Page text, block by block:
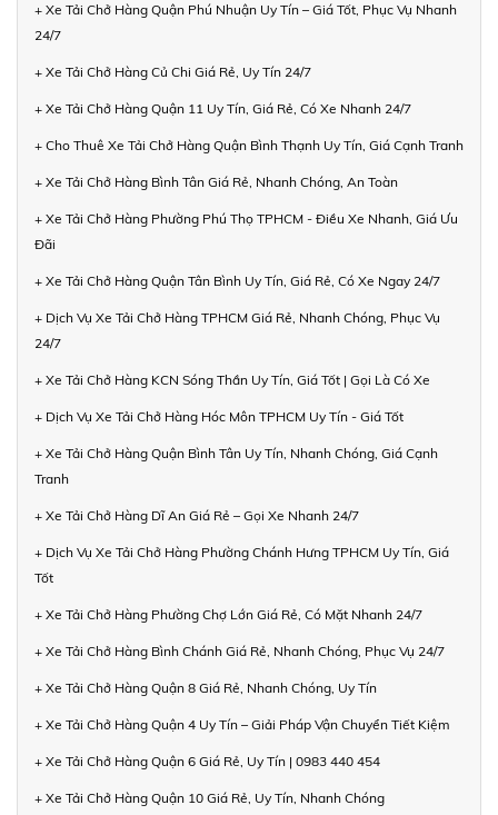
+ Xe Tải Chở Hàng Quận Phú Nhuận Uy Tín – Giá Tốt, Phục Vụ Nhanh
24/7
+ Xe Tải Chở Hàng Củ Chi Giá Rẻ, Uy Tín 24/7
+ Xe Tải Chở Hàng Quận 11 Uy Tín, Giá Rẻ, Có Xe Nhanh 24/7
+ Cho Thuê Xe Tải Chở Hàng Quận Bình Thạnh Uy Tín, Giá Cạnh Tranh
+ Xe Tải Chở Hàng Bình Tân Giá Rẻ, Nhanh Chóng, An Toàn
+ Xe Tải Chở Hàng Phường Phú Thọ TPHCM - Điều Xe Nhanh, Giá Ưu
Đãi
+ Xe Tải Chở Hàng Quận Tân Bình Uy Tín, Giá Rẻ, Có Xe Ngay 24/7
+ Dịch Vụ Xe Tải Chở Hàng TPHCM Giá Rẻ, Nhanh Chóng, Phục Vụ
24/7
+ Xe Tải Chở Hàng KCN Sóng Thần Uy Tín, Giá Tốt | Gọi Là Có Xe
+ Dịch Vụ Xe Tải Chở Hàng Hóc Môn TPHCM Uy Tín - Giá Tốt
+ Xe Tải Chở Hàng Quận Bình Tân Uy Tín, Nhanh Chóng, Giá Cạnh
Tranh
+ Xe Tải Chở Hàng Dĩ An Giá Rẻ – Gọi Xe Nhanh 24/7
+ Dịch Vụ Xe Tải Chở Hàng Phường Chánh Hưng TPHCM Uy Tín, Giá
Tốt
+ Xe Tải Chở Hàng Phường Chợ Lớn Giá Rẻ, Có Mặt Nhanh 24/7
+ Xe Tải Chở Hàng Bình Chánh Giá Rẻ, Nhanh Chóng, Phục Vụ 24/7
+ Xe Tải Chở Hàng Quận 8 Giá Rẻ, Nhanh Chóng, Uy Tín
+ Xe Tải Chở Hàng Quận 4 Uy Tín – Giải Pháp Vận Chuyển Tiết Kiệm
+ Xe Tải Chở Hàng Quận 6 Giá Rẻ, Uy Tín | 0983 440 454
+ Xe Tải Chở Hàng Quận 10 Giá Rẻ, Uy Tín, Nhanh Chóng